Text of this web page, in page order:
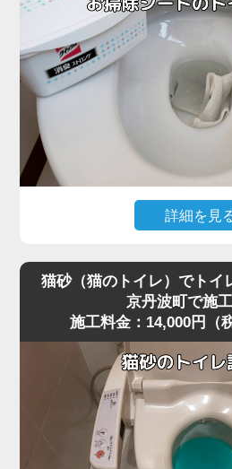
ど強く噛み込んでいる状態でした
最近の節水型トイレは水量が少な
も大量のトイレットペーパーがS字
固まり、手前には見えない位置で
スが増えています。
こうした奥の詰まりは家庭用の道
すと内部でさらに強く詰まってし
今回は業務用の高圧ポンプを使用
圧力を段階的にかける方法で作業
急激に圧力を加えると便器に負担
抗を確認しながら慎重に数回加圧
押し流されて一気に通水が回復し
作業後は複数回の排水テストも行
異常がないことを確認し、安心し
旧。
最後に、再発防止策として「トイ
に分けて流す」「厚手ペーパーを
しい使い方もお伝えしました。
大量のペーパーによる詰まりは軽
の奥で固まっていることが多く、
詳細を見
水位が上がったまま下がらなくな
ってしまったというご相談があり
現場を確認すると、便器の奥でシ
かり、手前の見える部分ではなく
る状態でした。
最近は「流せる」と書かれたお掃
すが、実際にはトイレットペーパ
京丹波町周辺でもシート詰まりの
猫砂（猫のトイレ）でトイ
京丹波町で施
施工料金：14,000円（